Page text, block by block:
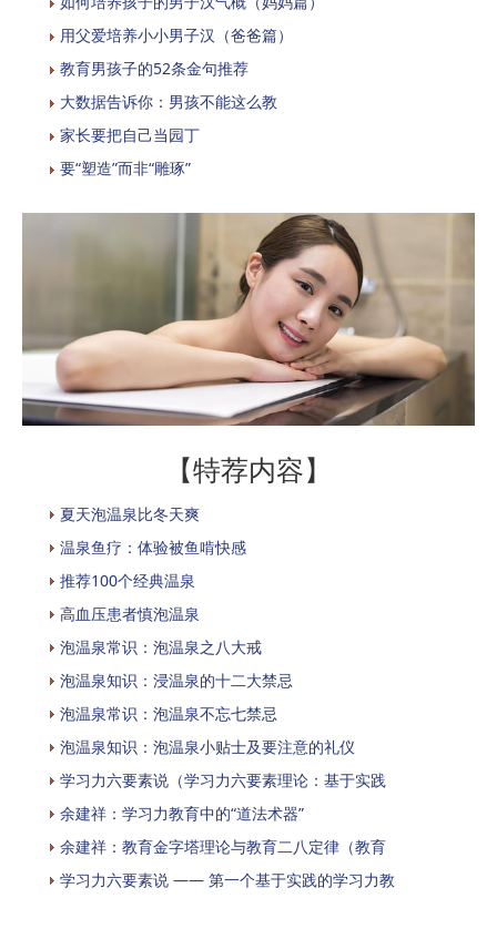
用父爱培养小小男子汉（爸爸篇）
教育男孩子的52条金句推荐
大数据告诉你：男孩不能这么教
家长要把自己当园丁
要“塑造”而非“雕琢”
【特荐内容】
夏天泡温泉比冬天爽
温泉鱼疗：体验被鱼啃快感
推荐100个经典温泉
高血压患者慎泡温泉
泡温泉常识：泡温泉之八大戒
泡温泉知识：浸温泉的十二大禁忌
泡温泉常识：泡温泉不忘七禁忌
泡温泉知识：泡温泉小贴士及要注意的礼仪
学习力六要素说（学习力六要素理论：基于实践
余建祥：学习力教育中的“道法术器”
余建祥：教育金字塔理论与教育二八定律（教育
学习力六要素说 —— 第一个基于实践的学习力教